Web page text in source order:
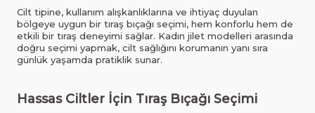
Cilt tipine, kullanım alışkanlıklarına ve ihtiyaç duyulan
bölgeye uygun bir tıraş bıçağı seçimi, hem konforlu hem de
etkili bir tıraş deneyimi sağlar. Kadın jilet modelleri arasında
doğru seçimi yapmak, cilt sağlığını korumanın yanı sıra
günlük yaşamda pratiklik sunar.
Hassas Ciltler İçin Tıraş Bıçağı Seçimi